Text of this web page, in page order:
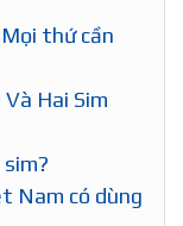
phân biệt
Mobile